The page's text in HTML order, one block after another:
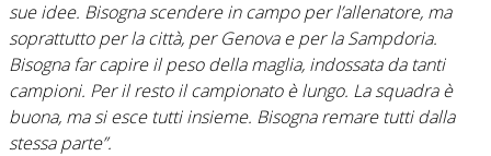
sue idee. Bisogna scendere in campo per l’allenatore, ma
soprattutto per la città, per Genova e per la Sampdoria.
Bisogna far capire il peso della maglia, indossata da tanti
campioni. Per il resto il campionato è lungo. La squadra è
buona, ma si esce tutti insieme. Bisogna remare tutti dalla
stessa parte”.